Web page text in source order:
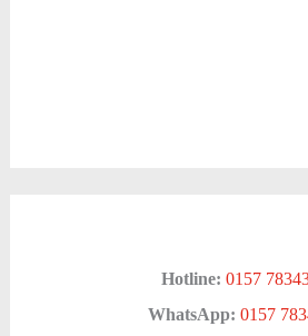
Hotline: 0157
WhatsApp: 0157